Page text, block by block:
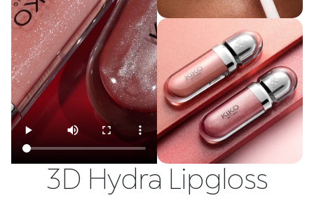
3D Hydra Lipgloss